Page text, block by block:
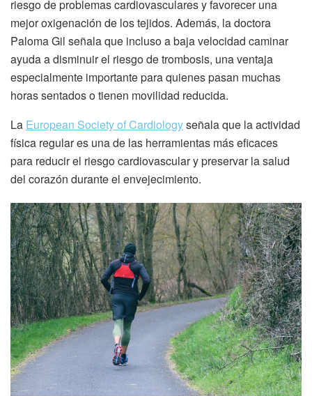
riesgo de problemas cardiovasculares y favorecer una
mejor oxigenación de los tejidos. Además, la doctora
Paloma Gil señala que incluso a baja velocidad caminar
ayuda a disminuir el riesgo de trombosis, una ventaja
especialmente importante para quienes pasan muchas
horas sentados o tienen movilidad reducida.
La European Society of Cardiologyseñala que la actividad
física regular es una de las herramientas más eficaces
para reducir el riesgo cardiovascular y preservar la salud
del corazón durante el envejecimiento.